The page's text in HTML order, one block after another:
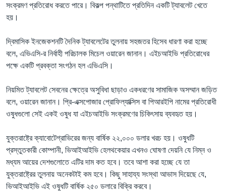
সংক্রমণ প্রতিরোধ করতে পারে। বিকল্প পন্থাটিতে প্রতিদিন একটি ট্যাবলেট খেতে
হয়।
দ্বিমাসিক ইনজেকশনটি দৈনিক ট্যাবলেটের তুলনায় সহজতর হিসেব ধারণা করা হচ্ছে
বলে, এভিএসি-র নির্বাহী পরিচালক মিচেল ওয়ারেন জানান। এইচআইভি প্রতিরোধের
পক্ষে একটি প্রবক্তা সংগঠন হল এভিএসি।
নিয়মিত ট্যাবলেট সেবনের ক্ষেত্রে অসুবিধা ছাড়াও একধরণের সামাজিক অসম্মান জড়িত
বলে, ওয়ারেন জানান। প্রি-এক্সপোজার প্রোফিল্যাক্সিস বা পিআরইপি নামের প্রতিরোধী
ওষুধগুলো সেই একই ওষুধ যা এইচআইভি সংক্রমণের চিকিৎসায় ব্যবহৃত হয়।
যুক্তরাষ্ট্রে ক্যাবোটেগ্রাভিরের জন্য বার্ষিক ২২,০০০ ডলার খরচ হয়। ওষুধটি
প্রস্তুতকারী কোম্পানী, ভিআইআইভি হেলথকেয়ার এখনও ঘোষণা দেয়নি যে নিম্ন ও
মধ্যম আয়ের দেশগুলোতে এটির দাম কত হবে। তবে আশা করা হচ্ছে যে তা
যুক্তরাষ্ট্রের তুলনায় অনেকটাই কম হবে। কিছু সাহায্য সংস্থা আভাস দিয়েছে যে,
ভিআইআইভি এই ওষুধটি বার্ষিক ২৫০ ডলারে বিক্রি করবে।